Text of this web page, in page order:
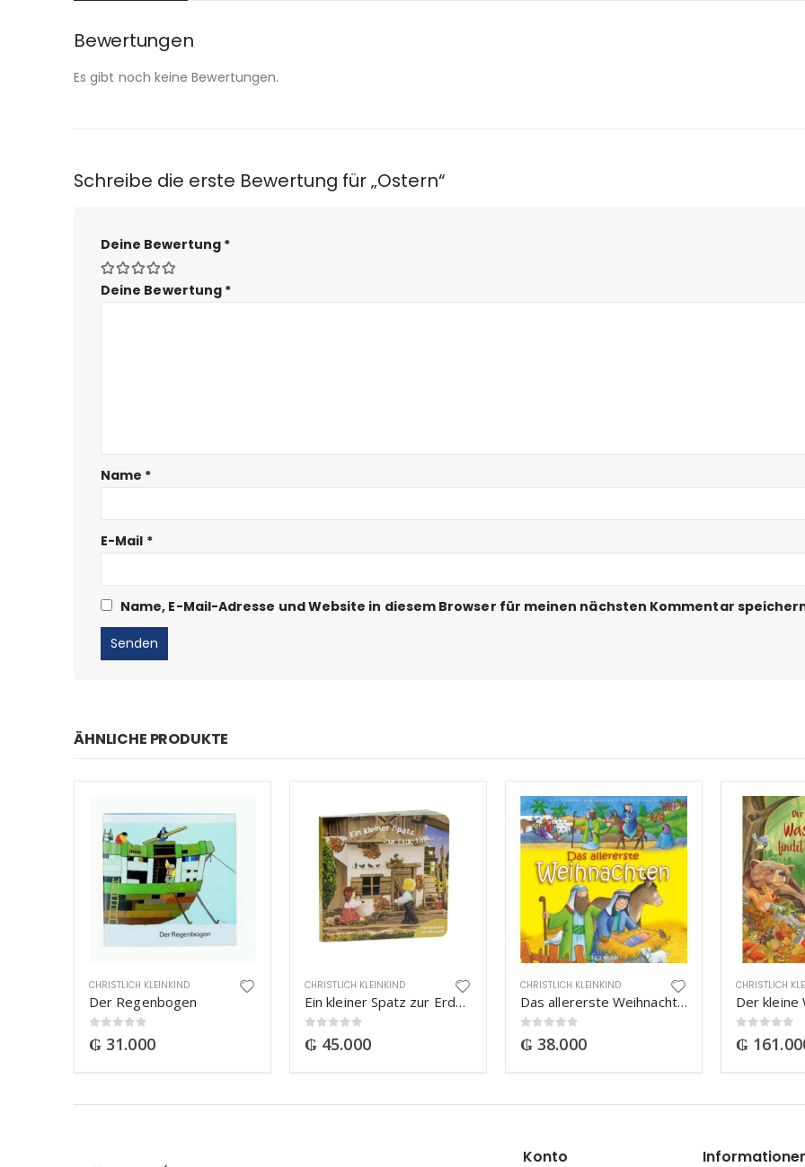
Bewertungen
Es gibt noch keine Bewertungen.
Schreibe die erste Bewertung für „Ostern“
Deine Bewertung *
Deine Bewertung *
Name *
E-Mail *
Name, E-Mail-Adresse und Website in diesem Browser für meinen nächsten Kommentar
ÄHNLICHE PRODUKTE
CHRISTLICH KLEINKIND
Der Regenbogen
0out of 5
₲ 31.000
CHRISTLICH KLEINKIND
Ein kleiner Spatz zur Erde fällt
0out of 5
₲ 45.000
CHRISTLICH KLEINKIND
Das allererste Weihnachten
0out of 5
₲ 38.000
CHRISTLICH
0out of 5
₲
Konto